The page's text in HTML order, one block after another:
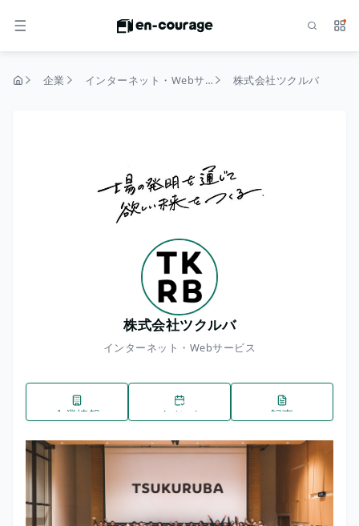
メニュー サ
企業 インターネット・Webサービス 株式会社ツクルバ
株式会社ツクルバ
インターネット・Webサービス
企業情報 イベント 記事